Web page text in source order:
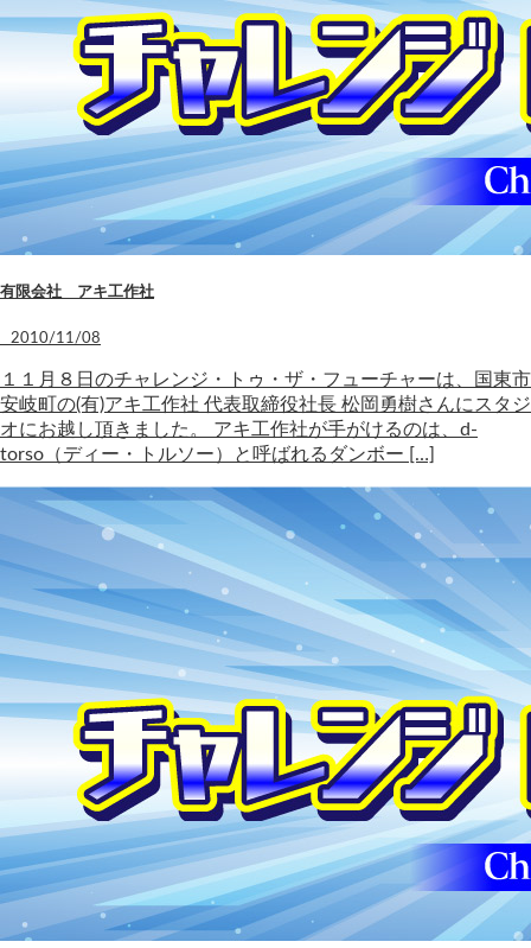
有限会社 アキ工作社
2010/11/08
１１月８日のチャレンジ・トゥ・ザ・フューチャーは、国東市
安岐町の(有)アキ工作社 代表取締役社長 松岡勇樹さんにスタジ
オにお越し頂きました。 アキ工作社が手がけるのは、d-
torso（ディー・トルソー）と呼ばれるダンボー […]